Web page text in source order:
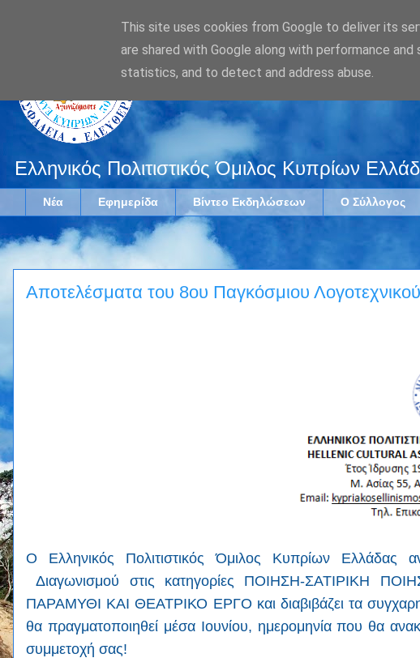
Ελληνικός Πολιτιστικός Όμιλος Κυπρίων
Νέα Εφημερίδα Βίντεο Εκδηλώσεων Ο Σύλλογος
Αποτελέσματα του 8ου Παγκόσμιου
O Ελληνικός Πολιτιστικός Όμιλος Κυπρίων Ελλάδας
Διαγωνισμού στις κατηγορίες ΠΟΙΗΣΗ-ΣΑΤΙΡΙΚΗ
ΠΑΡΑΜΥΘΙ ΚΑΙ ΘΕΑΤΡΙΚΟ ΕΡΓΟ και διαβιβάζει τα
θα πραγματοποιηθεί μέσα Ιουνίου, ημερομηνία που θα
συμμετοχή σας!
This site uses cookies from Google to deliver its
are shared with Google along with performance
statistics, and to detect and address abuse.